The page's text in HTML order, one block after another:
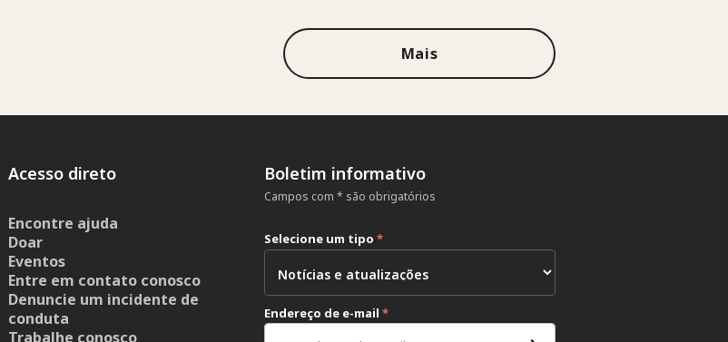
Mais
Acesso direto
Encontre ajuda
Doar
Eventos
Entre em contato conosco
Denuncie um incidente de
conduta
Trabalhe conosco
Boletim informativo
Campos com * são obrigatórios
Selecione um tipo *
Endereço de e-mail *